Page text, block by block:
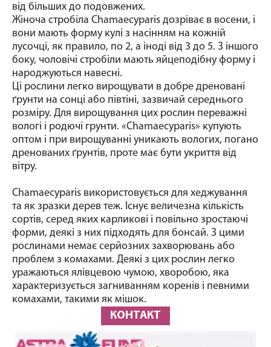
від більших до подовжених.
Жіноча стробіла Chamaecyparis дозріває в восени, і
вони мають форму кулі з насінням на кожній
лусочці, як правило, по 2, а іноді від 3 до 5. З іншого
боку, чоловічі стробіли мають яйцеподібну форму і
народжуються навесні.
Ці рослини легко вирощувати в добре дреновані
ґрунти на сонці або півтіні, зазвичай середнього
розміру. Для вирощування цих рослин переважні
вологі і родючі грунти. «Chamaecyparis» купують
оптом і при вирощуванні уникають вологих, погано
дренованих ґрунтів, проте має бути укриття від
вітру.
Chamaecyparis використовується для хеджування
та як зразки дерев теж. Існує величезна кількість
сортів, серед яких карликові і повільно зростаючі
форми, деякі з них підходять для бонсай. З цими
рослинами немає серйозних захворювань або
проблем з комахами. Деякі з цих рослин легко
уражаються ялівцевою чумою, хворобою, яка
характеризується загниванням коренів і певними
комахами, такими як мішок.
КОНТАКТ